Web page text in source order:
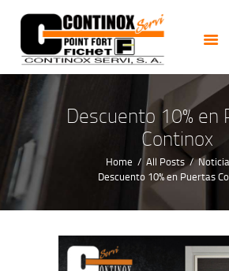
Descuento 10% en
Continox
Home All Posts
Descuento 10% en Puertas
PUERTAS
CERRADURAS
CAJAS FUERTES
CERRAJEROS 24H
ALARMAS CCTV
NOTICIAS
CONTACTO